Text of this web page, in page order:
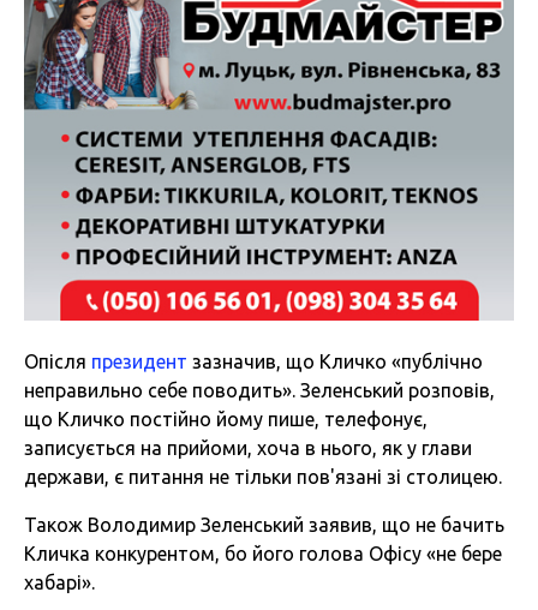
Опісля президент зазначив, що Кличко «публічно
неправильно себе поводить». Зеленський розповів,
що Кличко постійно йому пише, телефонує,
записується на прийоми, хоча в нього, як у глави
держави, є питання не тільки пов'язані зі столицею.
Також Володимир Зеленський заявив, що не бачить
Кличка конкурентом, бо його голова Офісу «не бере
хабарі».